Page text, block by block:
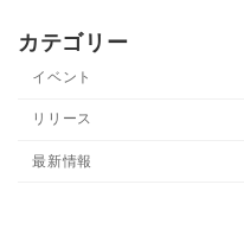
カテゴリー
イベント
リリース
最新情報